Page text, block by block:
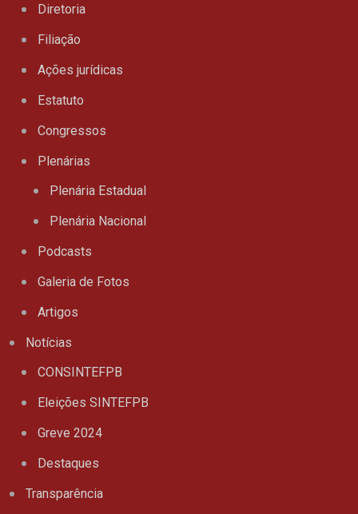
Diretoria
Filiação
Ações jurídicas
Estatuto
Congressos
Plenárias
Plenária Estadual
Plenária Nacional
Podcasts
Galeria de Fotos
Artigos
Notícias
CONSINTEFPB
Eleições SINTEFPB
Greve 2024
Destaques
Transparência